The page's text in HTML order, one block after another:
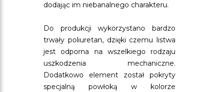
dodając im niebanalnego charakteru.
Do produkcji wykorzystano bardzo
trwały poliuretan, dzięki czemu listwa
jest odporna na wszelkiego rodzaju
uszkodzenia mechaniczne.
Dodatkowo element został pokryty
specjalną powłoką w kolorze